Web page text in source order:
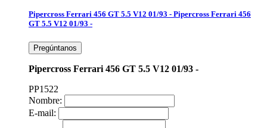
Pipercross Ferrari 456 GT 5.5 V12 01/93 - Pipercross Ferrari 456
GT 5.5 V12 01/93 -
Pregúntanos
Pipercross Ferrari 456 GT 5.5 V12 01/93 -
PP1522
Nombre:
E-mail: